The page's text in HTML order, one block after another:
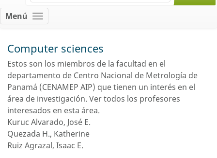
Menú
Computer sciences
Estos son los miembros de la facultad en el
departamento de Centro Nacional de Metrología de
Panamá (CENAMEP AIP) que tienen un interés en el
área de investigación. Ver todos los profesores
interesados ​​en esta área.
Kuruc Alvarado, José E.
Quezada H., Katherine
Ruiz Agrazal, Isaac E.